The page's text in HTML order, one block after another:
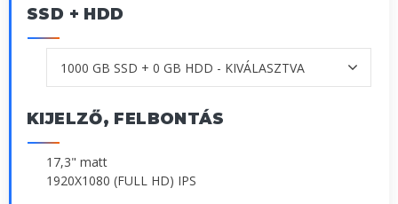
SSD + HDD
KIJELZŐ, FELBONTÁS
17,3" matt
1920X1080 (FULL HD) IPS